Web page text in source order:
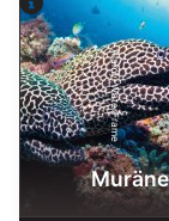
Alamy-WaterFrame
Muräne